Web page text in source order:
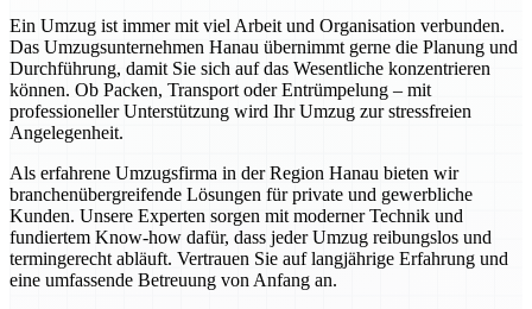
Ein Umzug ist immer mit viel Arbeit und Organisation verbunden.
Das Umzugsunternehmen Hanau übernimmt gerne die Planung und
Durchführung, damit Sie sich auf das Wesentliche konzentrieren
können. Ob Packen, Transport oder Entrümpelung – mit
professioneller Unterstützung wird Ihr Umzug zur stressfreien
Angelegenheit.
Als erfahrene Umzugsfirma in der Region Hanau bieten wir
branchenübergreifende Lösungen für private und gewerbliche
Kunden. Unsere Experten sorgen mit moderner Technik und
fundiertem Know-how dafür, dass jeder Umzug reibungslos und
termingerecht abläuft. Vertrauen Sie auf langjährige Erfahrung und
eine umfassende Betreuung von Anfang an.